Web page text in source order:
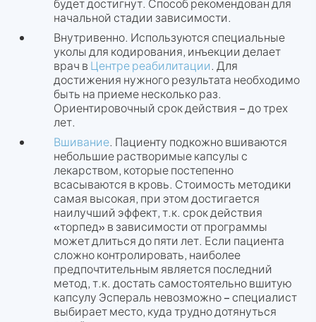
будет достигнут. Способ рекомендован для
начальной стадии зависимости.
Внутривенно. Используются специальные
уколы для кодирования, инъекции делает
врач в Центре реабилитации. Для
достижения нужного результата необходимо
быть на приеме несколько раз.
Ориентировочный срок действия – до трех
лет.
Вшивание. Пациенту подкожно вшиваются
небольшие растворимые капсулы с
лекарством, которые постепенно
всасываются в кровь. Стоимость методики
самая высокая, при этом достигается
наилучший эффект, т.к. срок действия
«торпед» в зависимости от программы
может длиться до пяти лет. Если пациента
сложно контролировать, наиболее
предпочтительным является последний
метод, т.к. достать самостоятельно вшитую
капсулу Эспераль невозможно – специалист
выбирает место, куда трудно дотянуться